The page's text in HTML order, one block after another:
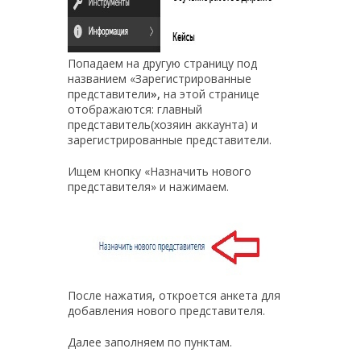
Попадаем на другую страницу под
названием «Зарегистрированные
представители», на этой странице
отображаются: главный
представитель(хозяин аккаунта) и
зарегистрированные представители.
Ищем кнопку «Назначить нового
представителя» и нажимаем.
После нажатия, откроется анкета для
добавления нового представителя.
Далее заполняем по пунктам.